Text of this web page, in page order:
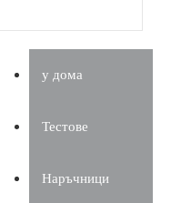
у дома
Тестове
Наръчници